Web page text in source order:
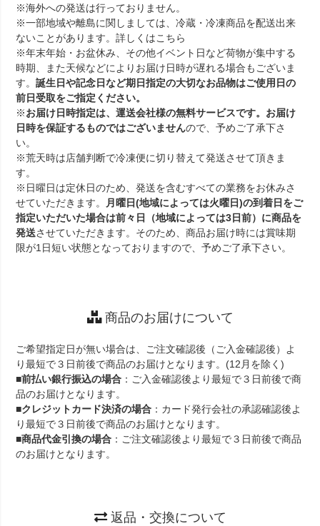
※海外への発送は行っておりません。
※一部地域や離島に関しましては、冷蔵・冷凍商品を配送出来
ないことがあります。詳しくはこちら
※年末年始・お盆休み、その他イベント日など荷物が集中する
時期、また天候などによりお届け日時が遅れる場合もございま
す。誕生日や記念日など期日指定の大切なお品物はご使用日の
前日受取をご指定ください。
※お届け日時指定は、運送会社様の無料サービスです。お届け
日時を保証するものではございませんので、予めご了承下さ
い。
※荒天時は店舗判断で冷凍便に切り替えて発送させて頂きま
す。
※日曜日は定休日のため、発送を含むすべての業務をお休みさ
せていただきます。
月曜日(地域によっては火曜日)の到着日をご
指定いただいた場合は前々日（地域によっては3日前）に商品を
発送させていただきます。そのため、商品お届け時には賞味期
限が1日短い状態となっておりますので、予めご了承下さい。
商品のお届けについて
ご希望指定日が無い場合は、ご注文確認後（ご入金確認後）よ
り最短で３日前後で商品のお届けとなります。(12月を除く)
■前払い銀行振込の場合 ：ご入金確認後より最短で３日前後で商
品のお届けとなります。
■クレジットカード決済の場合 ：カード発行会社の承認確認後よ
り最短で３日前後で商品のお届けとなります。
■商品代金引換の場合 ：ご注文確認後より最短で３日前後で商品
のお届けとなります。
返品・交換について